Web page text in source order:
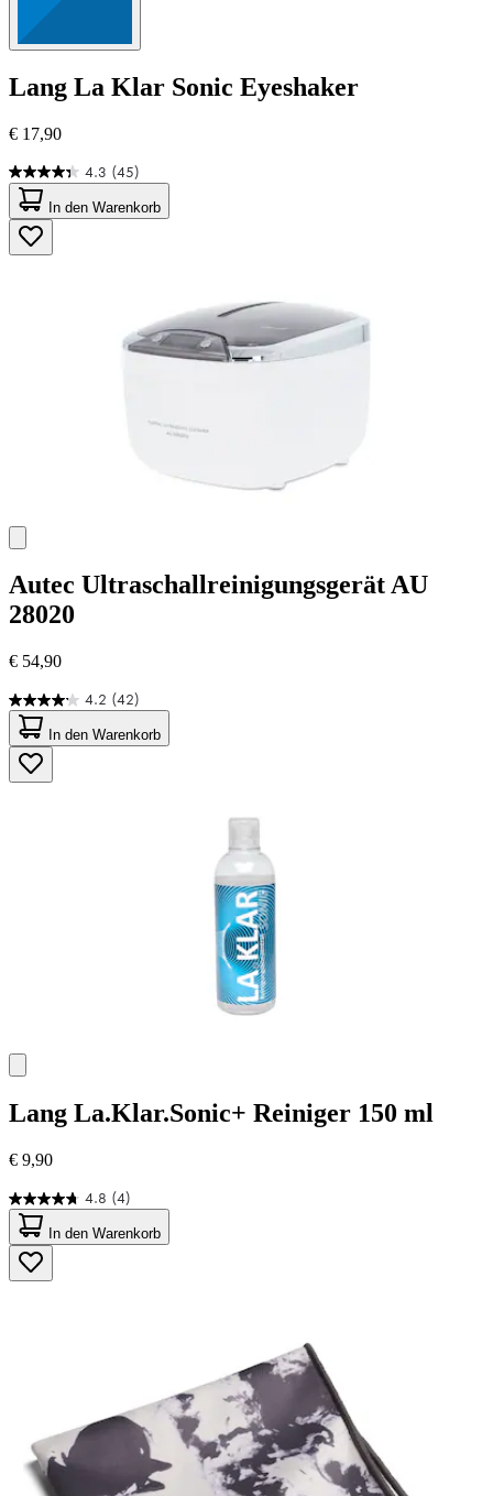
Lang La Klar Sonic Eyeshaker
€ 17,90
4.3 (45)
4.3
von
5
Sternen.
45
In den Warenkorb
Autec Ultraschallreinigungsgerät AU
28020
€ 54,90
4.2 (42)
4.2
von
5
Sternen.
42
In den Warenkorb
Lang La.Klar.Sonic+ Reiniger 150 ml
€ 9,90
4.8 (4)
4.8
von
5
Sternen.
4
In den Warenkorb